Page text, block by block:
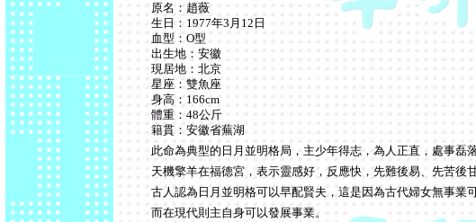
原名：趙薇
生日：1977年3月12日
血型：O型
出生地：安徽
現居地：北京
星座：雙魚座
身高：166cm
體重：48公斤
籍貫：安徽省蕪湖
此命為典型的日月並明格局，主少年得志，為人正直，處事磊
天機擎羊在福德宮，表示靈感好，反應快，先難後易、先苦後
古人認為日月並明格可以早配賢夫，這是因為古代婦女無事業
而在現代則主自身可以發展事業。